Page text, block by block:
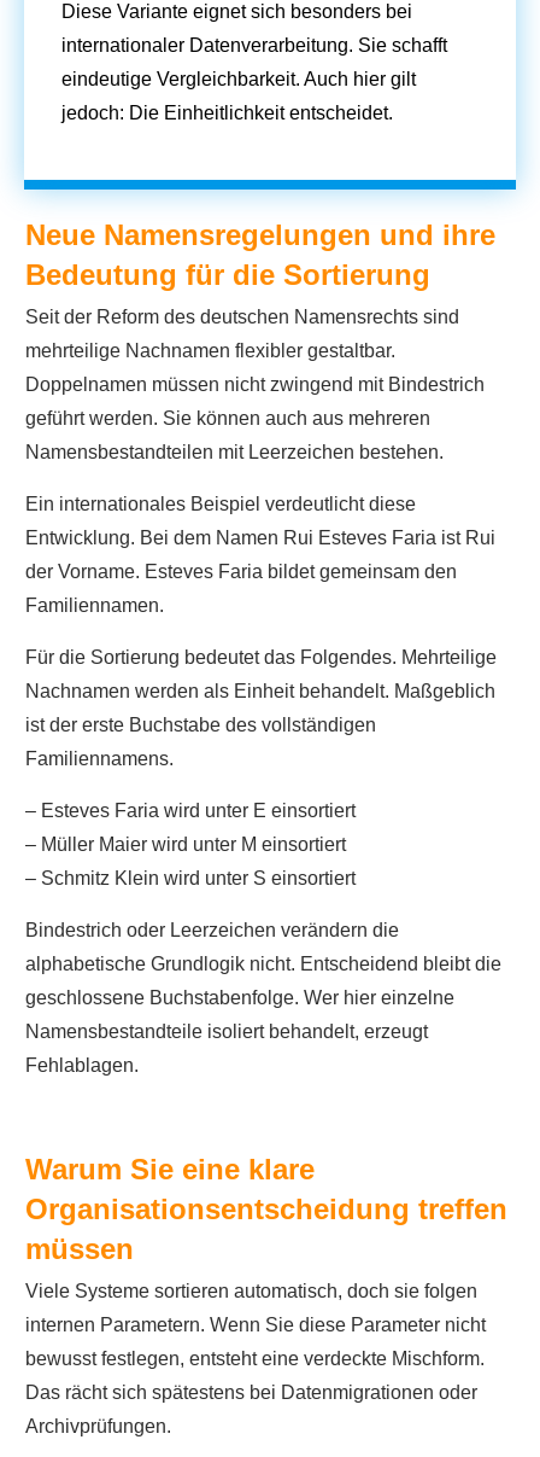
Diese Variante eignet sich besonders bei
internationaler Datenverarbeitung. Sie schafft
eindeutige Vergleichbarkeit. Auch hier gilt
jedoch: Die Einheitlichkeit entscheidet.
Neue Namensregelungen und ihre
Bedeutung für die Sortierung
Seit der Reform des deutschen Namensrechts sind
mehrteilige Nachnamen flexibler gestaltbar.
Doppelnamen müssen nicht zwingend mit Bindestrich
geführt werden. Sie können auch aus mehreren
Namensbestandteilen mit Leerzeichen bestehen.
Ein internationales Beispiel verdeutlicht diese
Entwicklung. Bei dem Namen Rui Esteves Faria ist Rui
der Vorname. Esteves Faria bildet gemeinsam den
Familiennamen.
Für die Sortierung bedeutet das Folgendes. Mehrteilige
Nachnamen werden als Einheit behandelt. Maßgeblich
ist der erste Buchstabe des vollständigen
Familiennamens.
– Esteves Faria wird unter E einsortiert
– Müller Maier wird unter M einsortiert
– Schmitz Klein wird unter S einsortiert
Bindestrich oder Leerzeichen verändern die
alphabetische Grundlogik nicht. Entscheidend bleibt die
geschlossene Buchstabenfolge. Wer hier einzelne
Namensbestandteile isoliert behandelt, erzeugt
Fehlablagen.
Warum Sie eine klare
Organisationsentscheidung treffen
müssen
Viele Systeme sortieren automatisch, doch sie folgen
internen Parametern. Wenn Sie diese Parameter nicht
bewusst festlegen, entsteht eine verdeckte Mischform.
Das rächt sich spätestens bei Datenmigrationen oder
Archivprüfungen.